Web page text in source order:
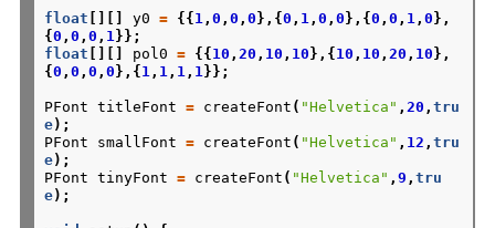
float y0 = {{ 1,0 ,0 ,0 },{0 , 1,0 ,0 },{0 ,0 , 1,0 },
{0 ,0 ,0 , 1}};
float
pol0 = {{ 10 ,20 , 10 , 10 },{ 10 , 10 ,20 , 10 },
{0 ,0 ,0 ,0 },{ 1, 1, 1, 1}};
PFont titleFont = createFont ( "Helvetica" ,20 ,tru
e);
PFont
smallFont = createFont ( "Helvetica" , 12 ,tru
e);
PFont
tinyFont = createFont ( "Helvetica" ,9 ,tru
e);